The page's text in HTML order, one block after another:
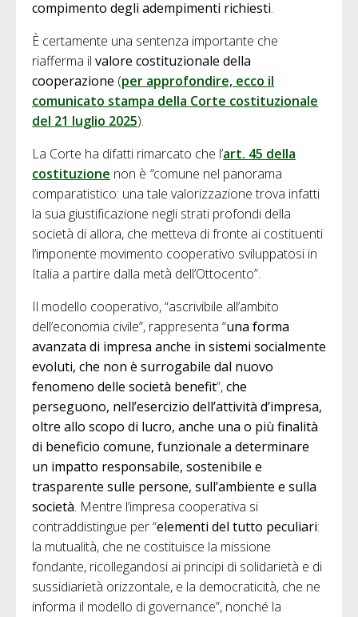
compimento degli adempimenti richiesti.
È certamente una sentenza importante che
riafferma il valore costituzionale della
cooperazione (per approfondire, ecco il
comunicato stampa della Corte costituzionale
del 21 luglio 2025).
La Corte ha difatti rimarcato che l’art. 45 della
costituzione non è “comune nel panorama
comparatistico: una tale valorizzazione trova infatti
la sua giustificazione negli strati profondi della
società di allora, che metteva di fronte ai costituenti
l’imponente movimento cooperativo sviluppatosi in
Italia a partire dalla metà dell’Ottocento”.
Il modello cooperativo, “ascrivibile all’ambito
dell’economia civile”, rappresenta “una forma
avanzata di impresa anche in sistemi socialmente
evoluti, che non è surrogabile dal nuovo
fenomeno delle società benefit”,che
perseguono, nell’esercizio dell’attività d’impresa,
oltre allo scopo di lucro, anche una o più finalità
di beneficio comune, funzionale a determinare
un impatto responsabile, sostenibile e
trasparente sulle persone, sull’ambiente e sulla
società. Mentre l’impresa cooperativa si
contraddistingue per “elementi del tutto peculiari:
la mutualità, che ne costituisce la missione
fondante, ricollegandosi ai principi di solidarietà e di
sussidiarietà orizzontale, e la democraticità, che ne
informa il modello di governance”, nonché la